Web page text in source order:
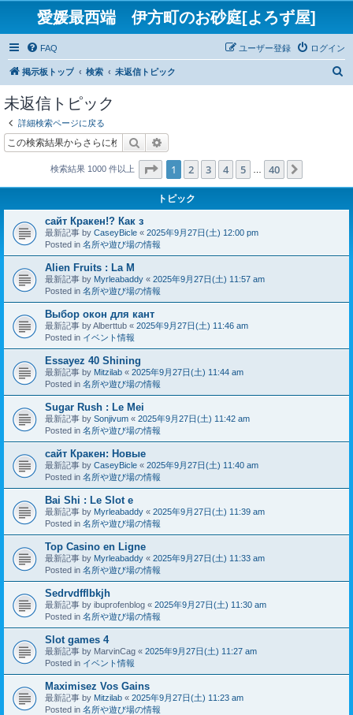
愛媛最西端 伊方町のお砂庭[よろず屋]
FAQ ログイン
ユーザー登録
掲示板トップ 検索 未返信トピック
未返信トピック
詳細検索ページに戻る
検索
検索結果 1000 件以上 ページ1 ／
1 2 3 4 5 40
トピック
сайт Кракен!? Как з
最新記事 by CaseyBicle « 2025年9月27日(土) 12:00 pm
Posted in 名所や遊び場の情報
Alien Fruits : La M
最新記事 by Myrleabaddy « 2025年9月27日(土) 11:57 am
Posted in 名所や遊び場の情報
Выбор окон для кант
最新記事 byAlberttub « 2025年9月27日(土) 11:46 am
Posted in イベント情報
Essayez 40 Shining
最新記事 by Mitzilab « 2025年9月27日(土) 11:44 am
Posted in 名所や遊び場の情報
Sugar Rush : Le Mei
最新記事 by Sonjivum « 2025年9月27日(土) 11:42 am
Posted in 名所や遊び場の情報
сайт Кракен: Новые
最新記事 by CaseyBicle « 2025年9月27日(土) 11:40 am
Posted in 名所や遊び場の情報
Bai Shi : Le Slot e
最新記事 by Myrleabaddy « 2025年9月27日(土) 11:39 am
Posted in 名所や遊び場の情報
Top Casino en Ligne
最新記事 by Myrleabaddy « 2025年9月27日(土) 11:33 am
Posted in 名所や遊び場の情報
Sedrvdfflbkjh
最新記事 by ibuprofenblog « 2025年9月27日(土) 11:30 am
Posted in 名所や遊び場の情報
Slot games 4
最新記事 by MarvinCag « 2025年9月27日(土) 11:27 am
Posted in イベント情報
Maximisez Vos Gains
最新記事 by Mitzilab « 2025年9月27日(土) 11:23 am
Posted in 名所や遊び場の情報